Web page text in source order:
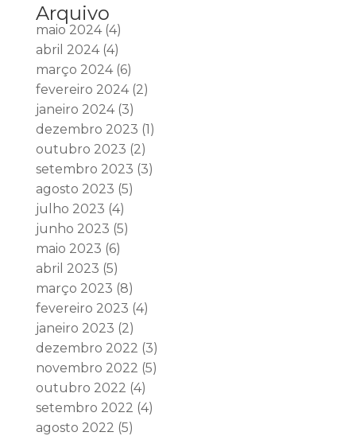
Arquivo
maio 2024(4)
abril 2024(4)
março 2024(6)
fevereiro 2024(2)
janeiro 2024(3)
dezembro 2023 (1)
outubro 2023 (2)
setembro 2023 (3)
agosto 2023 (5)
julho 2023 (4)
junho 2023 (5)
maio 2023 (6)
abril 2023 (5)
março 2023 (8)
fevereiro 2023 (4)
janeiro 2023 (2)
dezembro 2022 (3)
novembro 2022 (5)
outubro 2022 (4)
setembro 2022 (4)
agosto 2022 (5)